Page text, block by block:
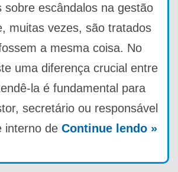
sobre escândalos na gestão
muitas vezes, são tratados
a mesma coisa. No
uma diferença crucial entre
la é fundamental para
secretário ou responsável
interno de Continue lendo »